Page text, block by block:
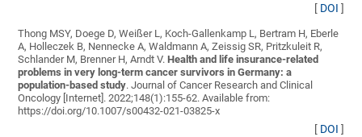
[ DOI ]
Thong MSY, Doege D, Weißer L, Koch-Gallenkamp L, Bertram H, Eberle
A, Holleczek B, Nennecke A, Waldmann A, Zeissig SR, Pritzkuleit R,
Schlander M, Brenner H, Arndt V.Health and life insurance-related
problems in very long-term cancer survivors in Germany: a
population-based study. Journal of Cancer Research and Clinical
Oncology [Internet]. 2022;148(1):155-62. Available from:
https://doi.org/10.1007/s00432-021-03825-x
[ DOI ]